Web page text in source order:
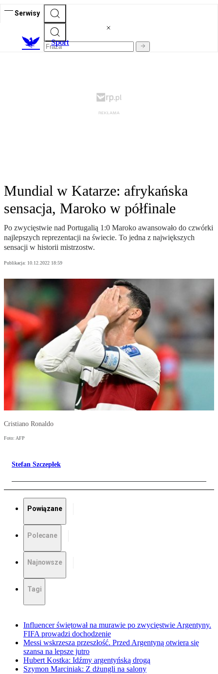
Serwisy
Sport
Mundial w Katarze: afrykańska
sensacja, Maroko w półfinale
Po zwycięstwie nad Portugalią 1:0 Maroko awansowało do czwórki
najlepszych reprezentacji na świecie. To jedna z największych
sensacji w historii mistrzostw.
Publikacja: 10.12.2022 18:59
Cristiano Ronaldo
Foto: AFP
Stefan Szczepłek
Powiązane
Polecane
Najnowsze
Tagi
Influencer świętował na murawie po zwycięstwie Argentyny.
FIFA prowadzi dochodzenie
Messi wskrzesza przeszłość. Przed Argentyną otwiera się
szansa na lepsze jutro
Hubert Kostka: Idźmy argentyńską drogą
Szymon Marciniak: Z dżungli na salony